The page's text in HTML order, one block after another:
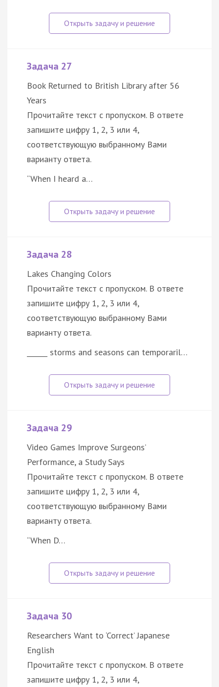
Задача 27
Book Returned to British Library after 56
Years
Прочитайте текст с пропуском. В ответе
запишите цифру 1, 2, 3 или 4,
соответствующую выбранному Вами
варианту ответа.
“When I heard a…
Задача 28
Lakes Changing Colors
Прочитайте текст с пропуском. В ответе
запишите цифру 1, 2, 3 или 4,
соответствующую выбранному Вами
варианту ответа.
______ storms and seasons can temporaril…
Задача 29
Video Games Improve Surgeons’
Performance, a Study Says
Прочитайте текст с пропуском. В ответе
запишите цифру 1, 2, 3 или 4,
соответствующую выбранному Вами
варианту ответа.
“When D…
Задача 30
Researchers Want to ‘Correct’ Japanese
English
Прочитайте текст с пропуском. В ответе
запишите цифру 1, 2, 3 или 4,